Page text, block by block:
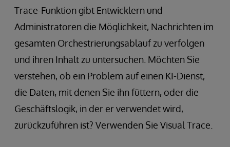
Trace-Funktion gibt Entwicklern und
Administratoren die Möglichkeit, Nachrichten im
gesamten Orchestrierungsablauf zu verfolgen
und ihren Inhalt zu untersuchen. Möchten Sie
verstehen, ob ein Problem auf einen KI-Dienst,
die Daten, mit denen Sie ihn füttern, oder die
Geschäftslogik, in der er verwendet wird,
zurückzuführen ist? Verwenden Sie Visual Trace.